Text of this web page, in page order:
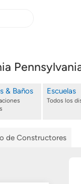
& Baños Escuelas
Todos los
de Constructores